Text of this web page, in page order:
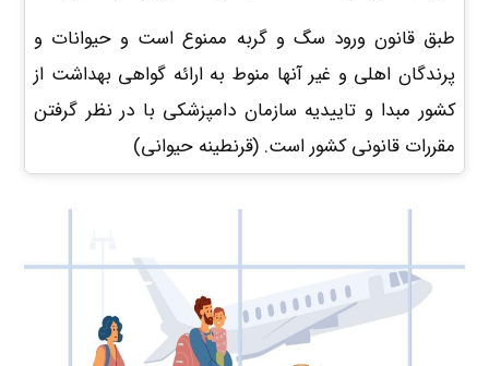
طبق قانون ورود سگ و گربه ممنوع است و حیوانات و
پرندگان اهلی و غیر آنها منوط به ارائه گواهی بهداشت از
کشور مبدا و تاییدیه سازمان دامپزشکی با در نظر گرفتن
مقررات قانونی کشور است. (قرنطینه حیوانی)